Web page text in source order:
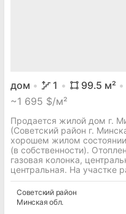
дом 1 99.5 м²
~1 695 $/м²
Продается жилой дом г.
(Советский район г.
хорошем жилом
(в собственности).
газовая колонка,
центральная. На участке
Советскийрайон
Минская обл.